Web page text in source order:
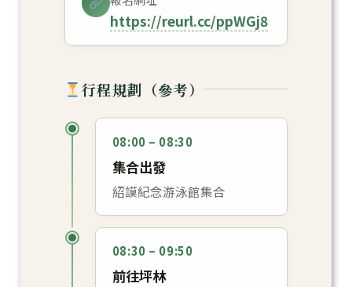
https://reurl.cc/ppWGj8
行程規劃（參考）
08:00 – 08:30
集合出發
紹謨紀念游泳館集合
08:30 – 09:50
前往坪林